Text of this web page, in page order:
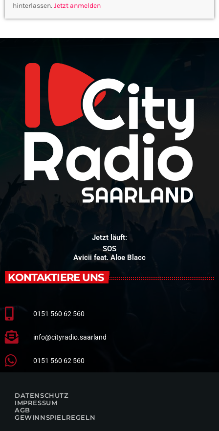
hinterlassen. Jetzt anmelden
Jetzt läuft:
SOS
Avicii feat. Aloe Blacc
KONTAKTIERE UNS
0151 560 62 560
info@cityradio.saarland
0151 560 62 560
DATENSCHUTZ
IMPRESSUM
AGB
GEWINNSPIELREGELN